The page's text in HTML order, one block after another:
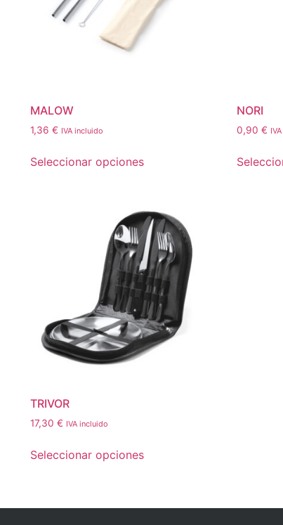
MALOW
1,36 € IVA incluido
Seleccionar opciones
NORI
0,90€
TRIVOR
17,30 € IVA incluido
Seleccionar opciones